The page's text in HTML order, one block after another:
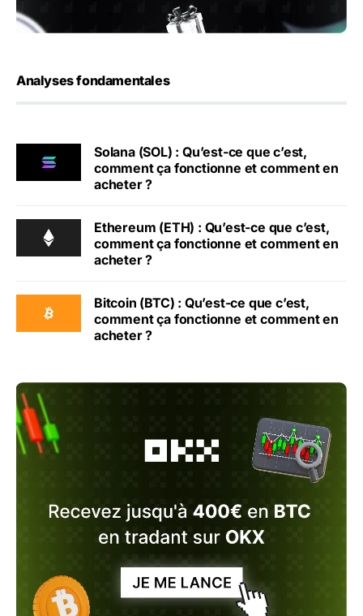
Analyses fondamentales
Solana (SOL) : Qu’est-ce que c’est,
comment ça fonctionne et comment en
acheter ?
Ethereum (ETH) : Qu’est-ce que c’est,
comment ça fonctionne et comment en
acheter ?
Bitcoin (BTC) : Qu’est-ce que c’est,
comment ça fonctionne et comment en
acheter ?